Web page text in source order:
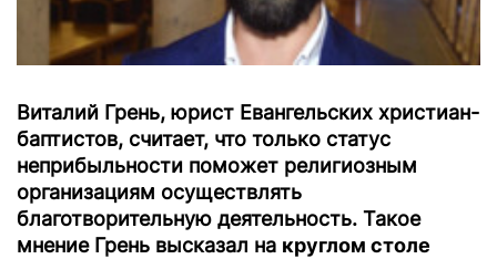
Виталий Грень, юрист Евангельских христиан-
баптистов, считает, что только статус
неприбыльности поможет религиозным
организациям осуществлять
благотворительную деятельность. Такое
мнение Грень высказал на круглом столе